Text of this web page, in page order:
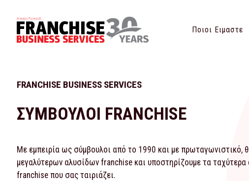
Ποιοι Ειμαστε
FRANCHISE BUSINESS SERVICES
ΣΥΜΒΟΥΛΟΙ FRANCHISE
Με εμπειρία ως σύμβουλοι από το 1990 και με πρωταγωνιστικό,
μεγαλύτερων αλυσίδων franchise και υποστηρίζουμε τα
franchise που σας ταιριάζει.